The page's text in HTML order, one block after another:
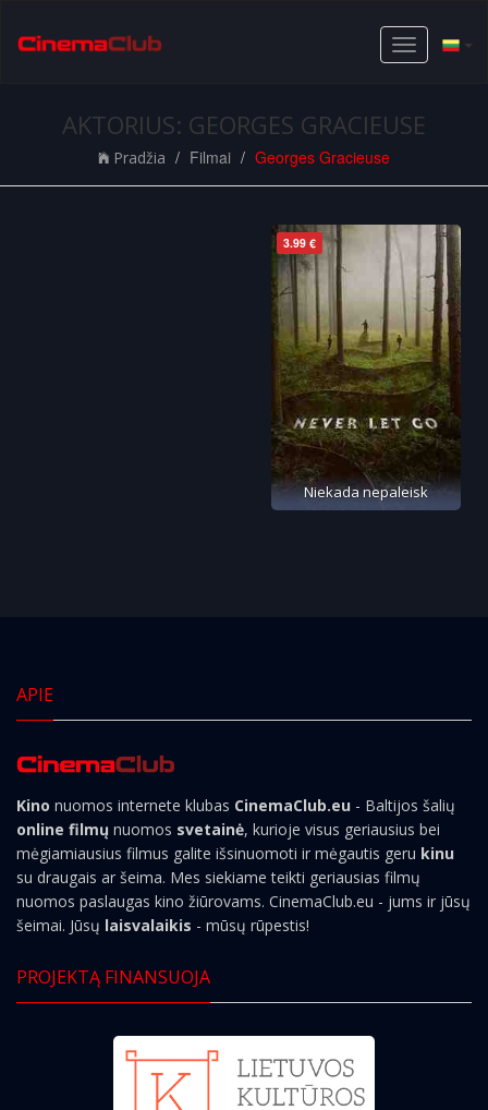
Toggle
navigation
AKTORIUS: GEORGES GRACIEUSE
Pradžia Filmai Georges Gracieuse
3.99 €
Niekada nepaleisk
APIE
Kino nuomos internete klubas CinemaClub.eu - Baltijos šalių
online filmų nuomos svetainė, kurioje visus geriausius bei
mėgiamiausius filmus galite išsinuomoti ir mėgautis geru kinu
su draugais ar šeima. Mes siekiame teikti geriausias filmų
nuomos paslaugas kino žiūrovams. CinemaClub.eu - jums ir jūsų
šeimai. Jūsų laisvalaikis - mūsų rūpestis!
PROJEKTĄ FINANSUOJA